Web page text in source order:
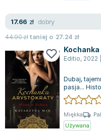
Barbara Wrzesińska
Terry Pratchett
Lorraine Warren
Ajahn Brahm
Lucinda Riley
Jacek Walkiewicz
17.66 zł dobry
44.90złtaniej o 27.24 zł
Editio, 2022
Dubaj,
pasja...
pochłonie
Miękka
Używana